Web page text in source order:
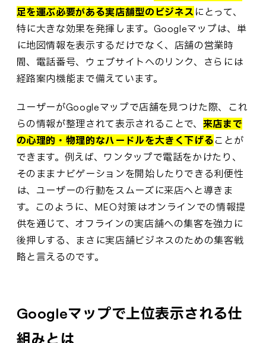
足を運ぶ必要がある実店舗型のビジネス にとって、
特に大きな効果を発揮します。Googleマップは、単
に地図情報を表示するだけでなく、店舗の営業時
間、電話番号、ウェブサイトへのリンク、さらには
経路案内機能まで備えています。
ユーザーがGoogleマップで店舗を見つけた際、これ
らの情報が整理されて表示されることで、 来店まで
の心理的・物理的なハードルを大きく下げる ことが
できます。例えば、ワンタップで電話をかけたり、
そのままナビゲーションを開始したりできる利便性
は、ユーザーの行動をスムーズに来店へと導きま
す。このように、MEO対策はオンラインでの情報提
供を通じて、オフラインの実店舗への集客を強力に
後押しする、まさに実店舗ビジネスのための集客戦
略と言えるのです。
Googleマップで上位表示される仕
組みとは